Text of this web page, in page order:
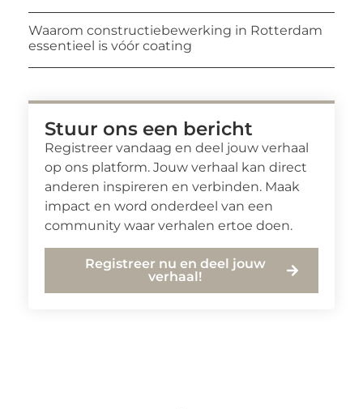
Waarom constructiebewerking in Rotterdam
essentieel is vóór coating
Stuur ons een bericht
Registreer vandaag en deel jouw verhaal
op ons platform. Jouw verhaal kan direct
anderen inspireren en verbinden. Maak
impact en word onderdeel van een
community waar verhalen ertoe doen.
Registreer nu en deel jouw
verhaal!